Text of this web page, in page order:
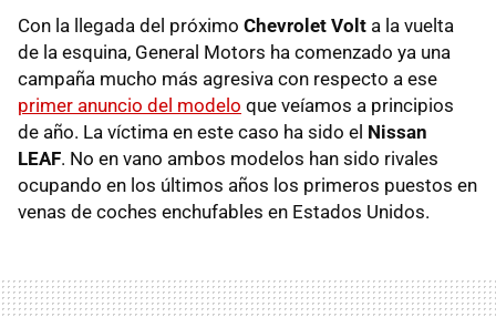
Con la llegada del próximo Chevrolet Volt a la vuelta
de la esquina, General Motors ha comenzado ya una
campaña mucho más agresiva con respecto a ese
primer anuncio del modelo que veíamos a principios
de año. La víctima en este caso ha sido el Nissan
LEAF. No en vano ambos modelos han sido rivales
ocupando en los últimos años los primeros puestos en
venas de coches enchufables en Estados Unidos.